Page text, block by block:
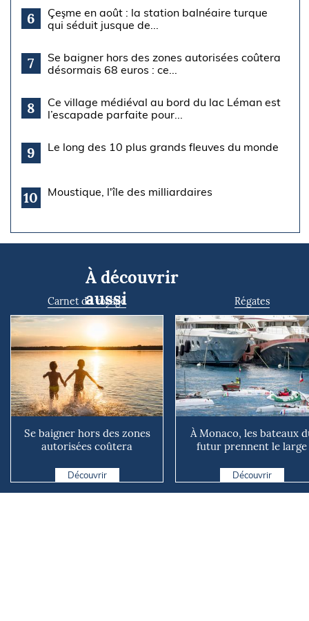
6
Çeşme en août : la station balnéaire turque
qui séduit jusque de...
7
Se baigner hors des zones autorisées coûtera
désormais 68 euros : ce...
8
Ce village médiéval au bord du lac Léman est
l’escapade parfaite pour...
9 Le long des 10 plus grands fleuves du monde
10 Moustique, l'île des milliardaires
À découvrir
aussi
Carnet de voyage
Se baigner hors des zones
autorisées coûtera
qui...
Découvrir
Régates
À Monaco, les bateaux
futur prennent le large
Découvrir